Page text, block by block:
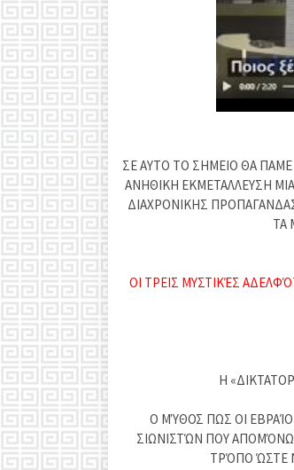
ΣΕ ΑΥΤΟ ΤΟ ΣΗΜΕΙΟ ΘΑ ΠΑΜΕ
ΑΝΗΘΙΚΗ ΕΚΜΕΤΑΛΛΕΥΣΗ
ΔΙΑΧΡΟΝΙΚΗΣ
ΤΑ
ΟΙ ΤΡΕΙΣ ΜΥΣΤΙΚΈΣ
Η
Ο ΜΎΘΟΣ ΠΩΣ ΟΙ
ΣΙΩΝΙΣΤΏΝ ΠΟΥ
ΤΡΌΠΟ ΏΣΤΕ